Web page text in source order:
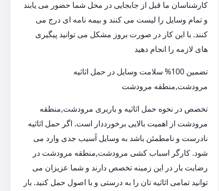
کارشناسان ما قبل از جابجایی در محل شما حضور می یابند
و تمام وسایل را لیست می کنند و بیمه نامه ای درج می
کنند. با این کار در صورت بروز مشکل می توانید پیگیری
های لازمه را انجام دهید
تضمین 100% سلامت وسایل در حمل اثاثیه
مرودشت,منطقه مرودشت
تخصص در نحوه حمل اثاثیه و باربری مرودشت,منطقه
مرودشت از اهمیت بالایی برخورددار است. اگر حمل اثاثیه
نادرست و نامطمئن باشد به وسایل آسیب جدی وارد می
شود. کارگر اسباب کشی مرودشت,منطقه مرودشت در
رضایت بار در این زمینه تخصص دارند و شما عزیزان می
توانید تمامی اثاثیه تان را به درستی و با اصول حمل کنید. بار